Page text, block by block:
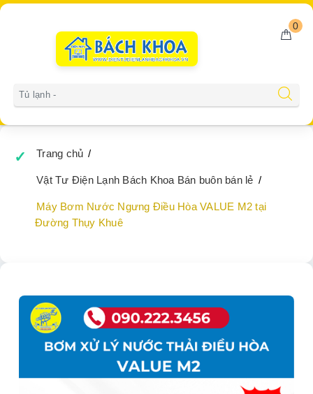
0
Trang chủ
Vật Tư Điện Lạnh Bách Khoa Bán buôn bán lẻ
Máy Bơm Nước Ngưng Điều Hòa VALUE M2 tại
Đường Thụy Khuê